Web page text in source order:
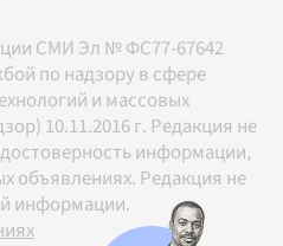
СМИ Эл № ФС77-67642
по надзору в сфере
и массовых
10.11.2016 г. Редакция не
информации,
объявлениях. Редакция не
информации.